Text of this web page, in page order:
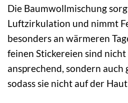
Die Baumwollmischung
Luftzirkulation und nimmt
besonders an wärmeren
feinen Stickereien sind
ansprechend, sondern
sodass sie nicht auf der